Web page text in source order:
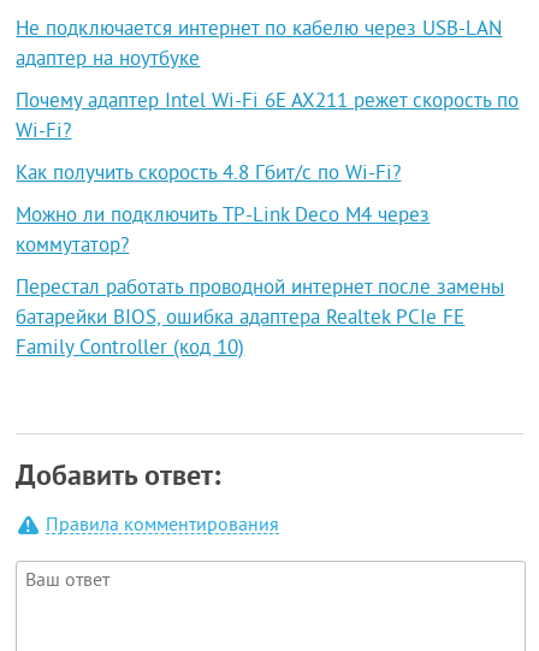
Не подключается интернет по кабелю через USB-LAN
адаптер на ноутбуке
Почему адаптер Intel Wi-Fi 6E AX211 режет скорость по
Wi-Fi?
Как получить скорость 4.8 Гбит/с по Wi-Fi?
Можно ли подключить TP-Link Deco M4 через
коммутатор?
Перестал работать проводной интернет после замены
батарейки BIOS, ошибка адаптера Realtek PCIe FE
Family Controller (код 10)
Добавить ответ:
Правила комментирования